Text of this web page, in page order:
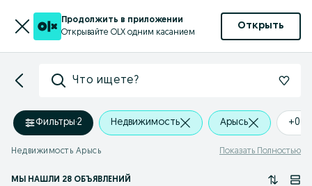
Продолжить в приложении
Открывайте OLX одним касанием
Открыть
Что ищете?
Фильтры·2 Недвижимость Арысь +0
Недвижимость Арысь Показать Полностью
МЫ НАШЛИ 28 ОБЪЯВЛЕНИЙ